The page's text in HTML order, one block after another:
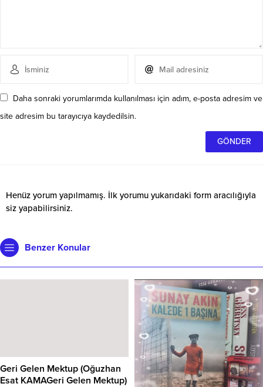
Daha sonraki yorumlarımda kullanılması için adım, e-posta adresim ve
site adresim bu tarayıcıya kaydedilsin.
Henüz yorum yapılmamış. İlk yorumu yukarıdaki form aracılığıyla
siz yapabilirsiniz.
Benzer Konular
Geri Gelen Mektup (Oğuzhan
Esat KAMAGeri Gelen Mektup)